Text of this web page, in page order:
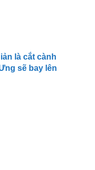
là cắt cành
sẽ bay lên